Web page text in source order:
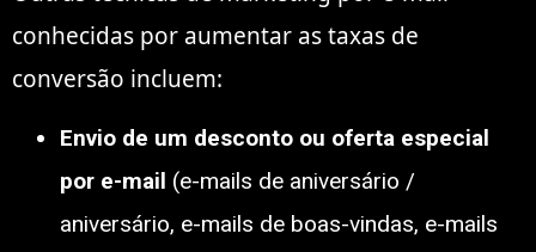
conhecidas por aumentar as taxas de
conversão incluem:
Envio de um desconto ou oferta especial
por e-mail (e-mails de aniversário /
aniversário, e-mails de boas-vindas, e-mails